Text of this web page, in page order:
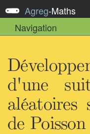
Agreg-Maths
Navigation
d'une
aléatoires
de Poisson